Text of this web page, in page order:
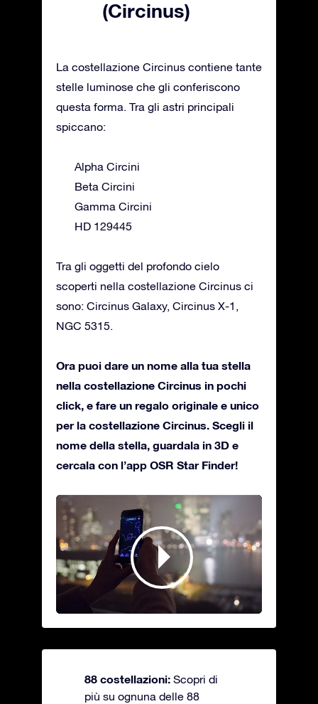
(Circinus)
La costellazione Circinus contiene tante
stelle luminose che gli conferiscono
questa forma. Tra gli astri principali
spiccano:
Alpha Circini
Beta Circini
Gamma Circini
HD 129445
Tra gli oggetti del profondo cielo
scoperti nella costellazione Circinus ci
sono: Circinus Galaxy, Circinus X-1,
NGC 5315.
Ora puoi dare un nome alla tua stella
nella costellazione Circinus in pochi
click, e fare un regalo originale e unico
per la costellazione Circinus. Scegli il
nome della stella, guardala in 3D e
cercala con l’app OSR Star Finder!
88 costellazioni: Scopri di
più su ognuna delle 88